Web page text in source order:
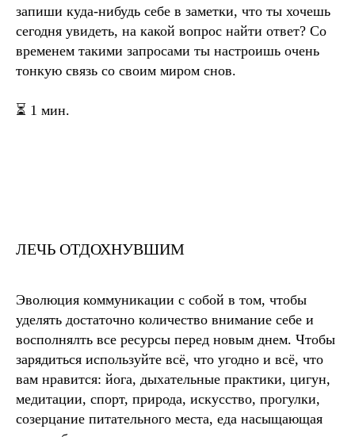
запиши куда-нибудь себе в заметки, что ты хочешь
сегодня увидеть, на какой вопрос найти ответ? Со
временем такими запросами ты настроишь очень
тонкую связь со своим миром снов.
⏳ 1 мин.
ЛЕЧЬ ОТДОХНУВШИМ
Эволюция коммуникации с собой в том, чтобы
уделять достаточно количество внимание себе и
восполнялть все ресурсы перед новым днем. Чтобы
зарядиться используйте всё, что угодно и всё, что
вам нравится: йога, дыхательные практики, цигун,
медитации, спорт, природа, искусство, прогулки,
созерцание питательного места, еда насыщающая